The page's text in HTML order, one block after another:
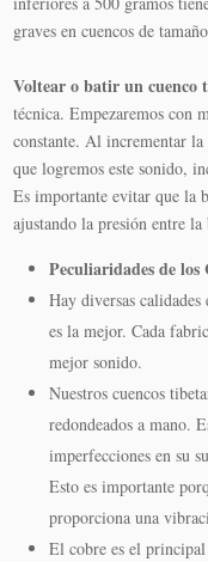
graves en cuencos de
Voltear o batir un cuenco
técnica. Empezaremos con
constante. Al incrementar
que logremos este sonido,
Es importante evitar que la
ajustando la presión entre la
Peculiaridades de
Hay diversas
es la mejor. Cada
mejor sonido.
Nuestros cuencos
redondeados a mano.
imperfecciones en su
Esto es importante
proporciona una
El cobre es el